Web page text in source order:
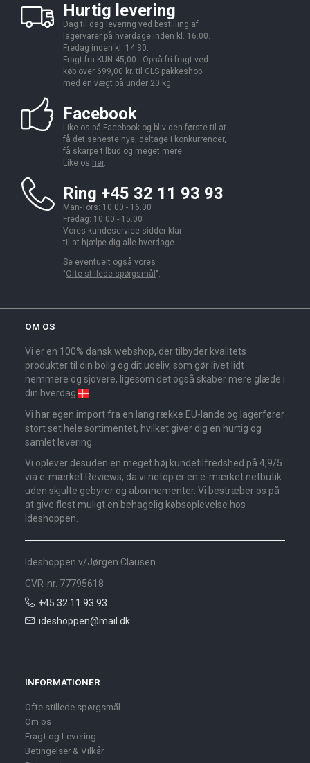
Hurtig levering
Dag til dag levering ved bestilling af
lagervarer på hverdage inden kl. 16.00.
Fredag inden kl. 14.30.
Fragt fra KUN 45,00 - Opnå fri fragt ved
køb over 699,00 kr. til GLS pakkeshop
med en vægt på under 20 kg.
Facebook
Like os på Facebook og bliv den første til at
få det seneste nye, deltage i konkurrencer,
få skarpe tilbud og meget mere.
Like os her.
Ring +45 32 11 93 93
Man-Tors: 10.00 - 16.00
Fredag: 10.00 - 15.00
Vores kundeservice sidder klar
til at hjælpe dig alle hverdage.
Se eventuelt også vores
"Ofte stillede spørgsmål ".
OM OS
Vi er en 100% dansk webshop, der tilbyder kvalitets
produkter til din bolig og dit udeliv, som gør livet lidt
nemmere og sjovere, ligesom det også skaber mere glæde i
din hverdag
Vi har egen import fra en lang række EU-lande og lagerfører
stort set hele sortimentet, hvilket giver dig en hurtig og
samlet levering.
Vi oplever desuden en meget høj kundetilfredshed på 4,9/5
via e-mærket Reviews, da vi netop er en e-mærket netbutik
uden skjulte gebyrer og abonnementer. Vi bestræber os på
at give flest muligt en behagelig købsoplevelse hos
Ideshoppen.
Ideshoppen v/Jørgen Clausen
CVR-nr. 77795618
+45 32 11 93 93
ideshoppen@mail.dk
INFORMATIONER
Ofte stillede spørgsmål
Om os
Fragt og Levering
Betingelser & Vilkår